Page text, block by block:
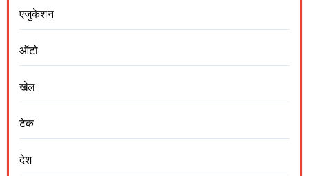
एजुकेशन
ऑटो
खेल
टेक
देश